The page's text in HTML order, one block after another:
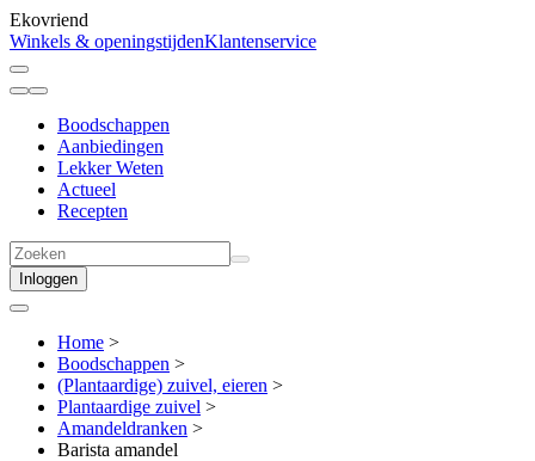
Ekovriend
Winkels & openingstijdenKlantenservice
Boodschappen
Aanbiedingen
Lekker Weten
Actueel
Recepten
Inloggen
Home >
Boodschappen >
(Plantaardige) zuivel, eieren >
Plantaardige zuivel >
Amandeldranken >
Barista amandel